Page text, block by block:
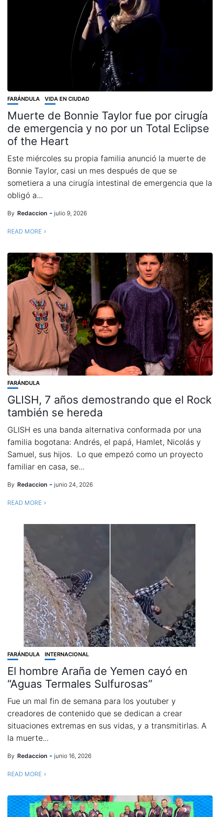
FARÁNDULA VIDA EN CIUDAD
Muerte de Bonnie Taylor fue por cirugía
de emergencia y no por un Total Eclipse
of the Heart
Este miércoles su propia familia anunció la muerte de
Bonnie Taylor, casi un mes después de que se
sometiera a una cirugía intestinal de emergencia que la
obligó a...
By Redaccion julio 9, 2026
READ MORE
FARÁNDULA
GLISH, 7 años demostrando que el Rock
también se hereda
GLISH es una banda alternativa conformada por una
familia bogotana: Andrés, el papá, Hamlet, Nicolás y
Samuel, sus hijos. Lo que empezó como un proyecto
familiar en casa, se...
By Redaccion junio 24, 2026
READ MORE
FARÁNDULA INTERNACIONAL
El hombre Araña de Yemen cayó en
“Aguas Termales Sulfurosas”
Fue un mal fin de semana para los youtuber y
creadores de contenido que se dedican a crear
situaciones extremas en sus vidas, y a transmitirlas. A
la muerte...
By Redaccion junio 16, 2026
READ MORE